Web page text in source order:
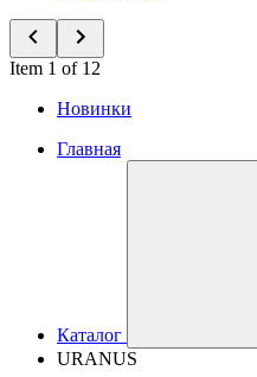
Item 1 of 12
Новинки
Главная
Каталог
URANUS